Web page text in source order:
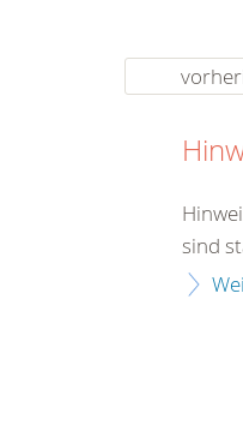
rund um
sind